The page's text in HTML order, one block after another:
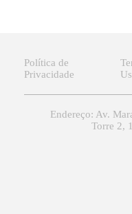
Política de
Privacidade
Endereço: Av.
Torre 2,